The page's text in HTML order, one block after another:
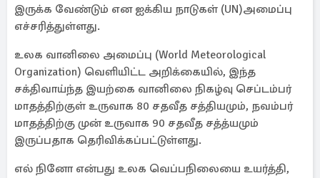
இருக்க வேண்டும் என ஐக்கிய நாடுகள் (UN)அமைப்பு
எச்சரித்துள்ளது.
உலக வானிலை அமைப்பு (World Meteorological
Organization) வெளியிட்ட அறிக்கையில், இந்த
சக்திவாய்ந்த இயற்கை வானிலை நிகழ்வு செப்டம்பர்
மாதத்திற்குள் உருவாக 80 சதவீத சத்தியமும், நவம்பர்
மாதத்திற்கு முன் உருவாக 90 சதவீத சத்த்யமும்
இருப்பதாக தெரிவிக்கப்பட்டுள்ளது.
எல் நினோ என்பது உலக வெப்பநிலையை உயர்த்தி,